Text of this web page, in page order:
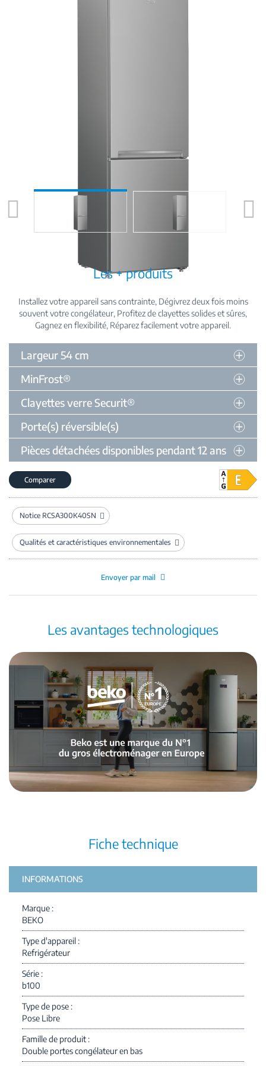
Les + produits
Installez votre appareil sans contrainte Dégivrez deux fois moins
souvent votre congélateur Profitez de clayettes solides et sûres
Gagnez en flexibilité Réparez facilement votre appareil
Largeur 54 cm
MinFrost®
Clayettes verre Securit®
Porte(s) réversible(s)
Pièces détachées disponibles pendant 12 ans
Comparer
Notice RCSA300K40SN
Qualités et caractéristiques environnementales
Envoyer par mail
Les avantages technologiques
Fiche technique
INFORMATIONS
Marque
BEKO
Type d'appareil
Refrigérateur
Série
b100
Type de pose
Pose Libre
Famille de produit
Double portes congélateur en bas